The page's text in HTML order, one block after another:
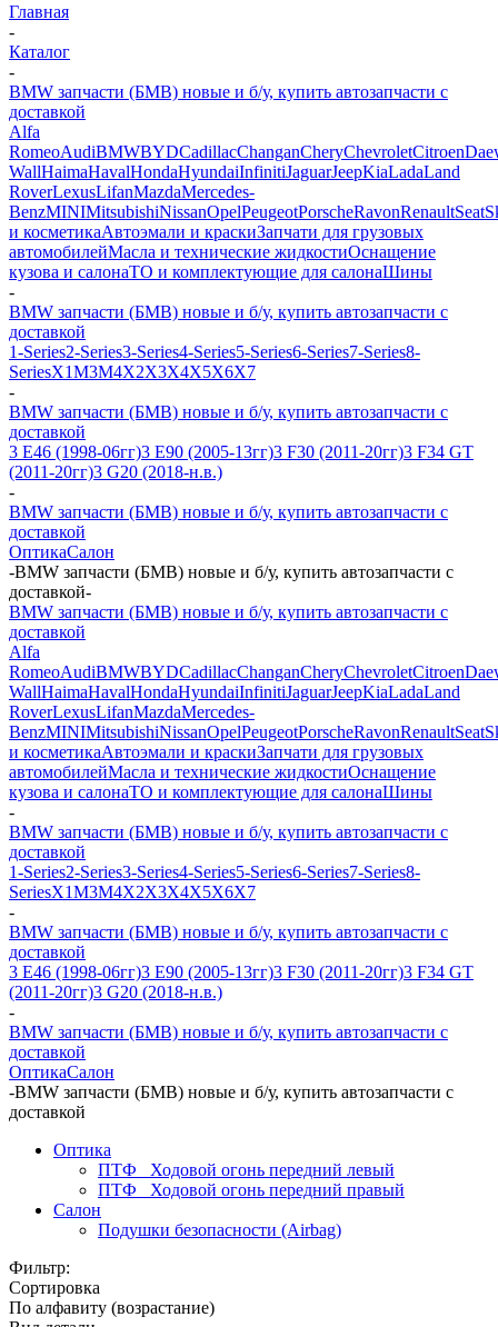
Главная
-
Каталог
-
BMW запчасти (БМВ) новые и б/у, купить автозапчасти с
доставкой
Alfa
RomeoAudiBMWBYDCadillacChanganCheryChevroletCitroen
WallHaimaHavalHondaHyundaiInfinitiJaguarJeepKiaLadaLand
RoverLexusLifanMazdaMercedes-
BenzMINIMitsubishiNissanOpelPeugeotPorscheRavonRenaultSeat
и косметикаАвтоэмали и краскиЗапчати для грузовых
автомобилейМасла и технические жидкостиОснащение
кузова и салонаТО и комплектующие для салонаШины
-
BMW запчасти (БМВ) новые и б/у, купить автозапчасти с
доставкой
1-Series2-Series3-Series4-Series5-Series6-Series7-Series8-
SeriesX1M3M4X2X3X4X5X6X7
-
BMW запчасти (БМВ) новые и б/у, купить автозапчасти с
доставкой
3 E46 (1998-06гг)3 E90 (2005-13гг)3 F30 (2011-20гг)3 F34 GT
(2011-20гг)3 G20 (2018-н.в.)
-
BMW запчасти (БМВ) новые и б/у, купить автозапчасти с
доставкой
ОптикаСалон
-BMW запчасти (БМВ) новые и б/у, купить автозапчасти с
доставкой-
BMW запчасти (БМВ) новые и б/у, купить автозапчасти с
доставкой
Alfa
RomeoAudiBMWBYDCadillacChanganCheryChevroletCitroen
WallHaimaHavalHondaHyundaiInfinitiJaguarJeepKiaLadaLand
RoverLexusLifanMazdaMercedes-
BenzMINIMitsubishiNissanOpelPeugeotPorscheRavonRenaultSeat
и косметикаАвтоэмали и краскиЗапчати для грузовых
автомобилейМасла и технические жидкостиОснащение
кузова и салонаТО и комплектующие для салонаШины
-
BMW запчасти (БМВ) новые и б/у, купить автозапчасти с
доставкой
1-Series2-Series3-Series4-Series5-Series6-Series7-Series8-
SeriesX1M3M4X2X3X4X5X6X7
-
BMW запчасти (БМВ) новые и б/у, купить автозапчасти с
доставкой
3 E46 (1998-06гг)3 E90 (2005-13гг)3 F30 (2011-20гг)3 F34 GT
(2011-20гг)3 G20 (2018-н.в.)
-
BMW запчасти (БМВ) новые и б/у, купить автозапчасти с
доставкой
ОптикаСалон
-BMW запчасти (БМВ) новые и б/у, купить автозапчасти с
доставкой
Оптика
ПТФ_ Ходовой огонь передний левый
ПТФ_ Ходовой огонь передний правый
Салон
Подушки безопасности (Airbag)
Фильтр:
Сортировка
По алфавиту (возрастание)